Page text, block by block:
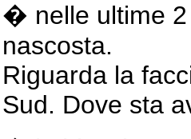
� nelle ultime 2
nascosta.
Riguarda la
Sud. Dove sta